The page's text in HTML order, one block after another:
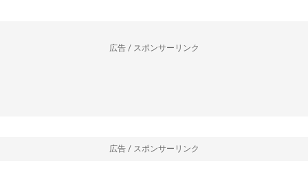
広告 / スポンサーリンク
広告 / スポンサーリンク